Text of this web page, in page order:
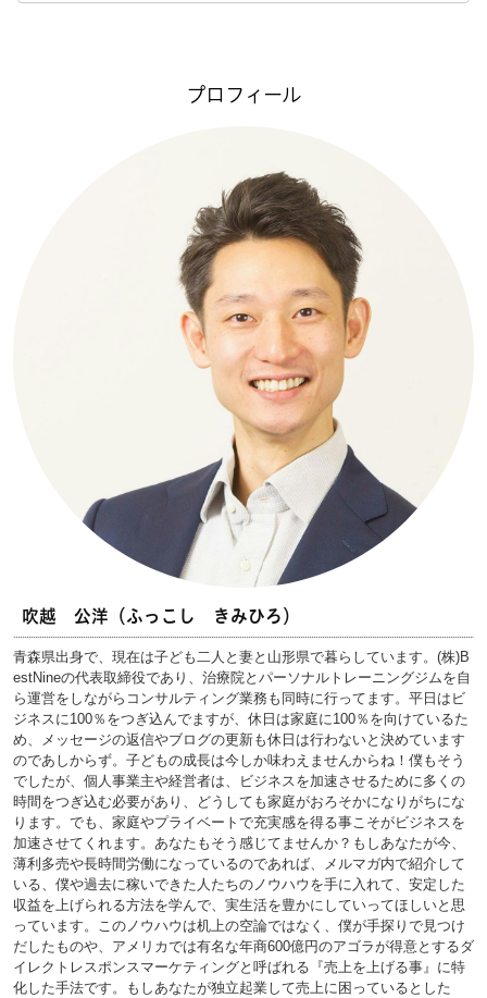
プロフィール
吹越 公洋（ふっこし きみひろ）
青森県出身で、現在は子ども二人と妻と山形県で暮らしています。(株)B
estNineの代表取締役であり、治療院とパーソナルトレーニングジムを自
ら運営をしながらコンサルティング業務も同時に行ってます。平日はビ
ジネスに100％をつぎ込んでますが、休日は家庭に100％を向けているた
め、メッセージの返信やブログの更新も休日は行わないと決めています
のであしからず。子どもの成長は今しか味わえませんからね！僕もそう
でしたが、個人事業主や経営者は、ビジネスを加速させるために多くの
時間をつぎ込む必要があり、どうしても家庭がおろそかになりがちにな
ります。でも、家庭やプライベートで充実感を得る事こそがビジネスを
加速させてくれます。あなたもそう感じてませんか？もしあなたが今、
薄利多売や長時間労働になっているのであれば、メルマガ内で紹介して
いる、僕や過去に稼いできた人たちのノウハウを手に入れて、安定した
収益を上げられる方法を学んで、実生活を豊かにしていってほしいと思
っています。このノウハウは机上の空論ではなく、僕が手探りで見つけ
だしたものや、アメリカでは有名な年商600億円のアゴラが得意とするダ
イレクトレスポンスマーケティングと呼ばれる『売上を上げる事』に特
化した手法です。もしあなたが独立起業して売上に困っているとした